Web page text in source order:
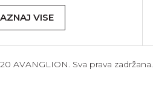
VISE
AVANGLION. Sva prava zadržana.